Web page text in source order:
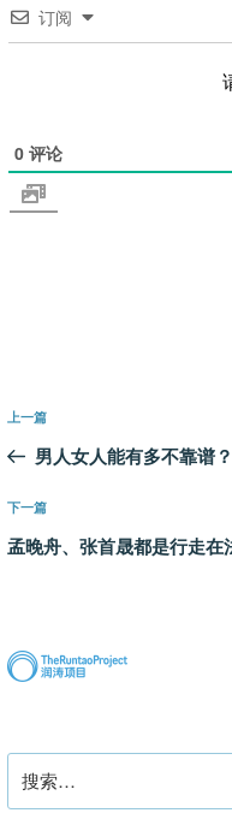
订阅
0 评论
文
导
航
上
一
文
章
上一篇
男人女人能有多不靠谱？
下
一
下一篇
孟晚舟、张首晟都是行走在
索：